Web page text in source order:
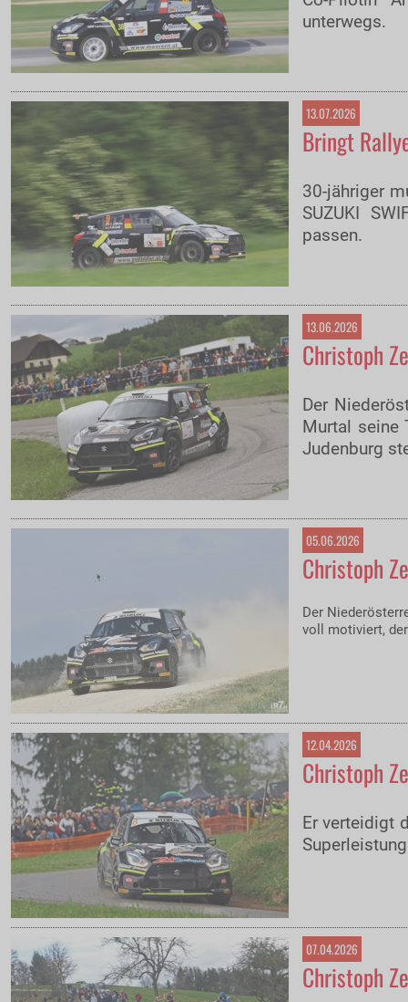
unterwegs.
13.07.2026
Bringt
30-jähriger
SUZUKI
passen.
13.06.2026
Christoph
Der
Murtal seine
Judenburg
05.06.2026
Christoph
Der
voll motiviert,
12.04.2026
Christoph
Er verteidigt
07.04.2026
Christoph